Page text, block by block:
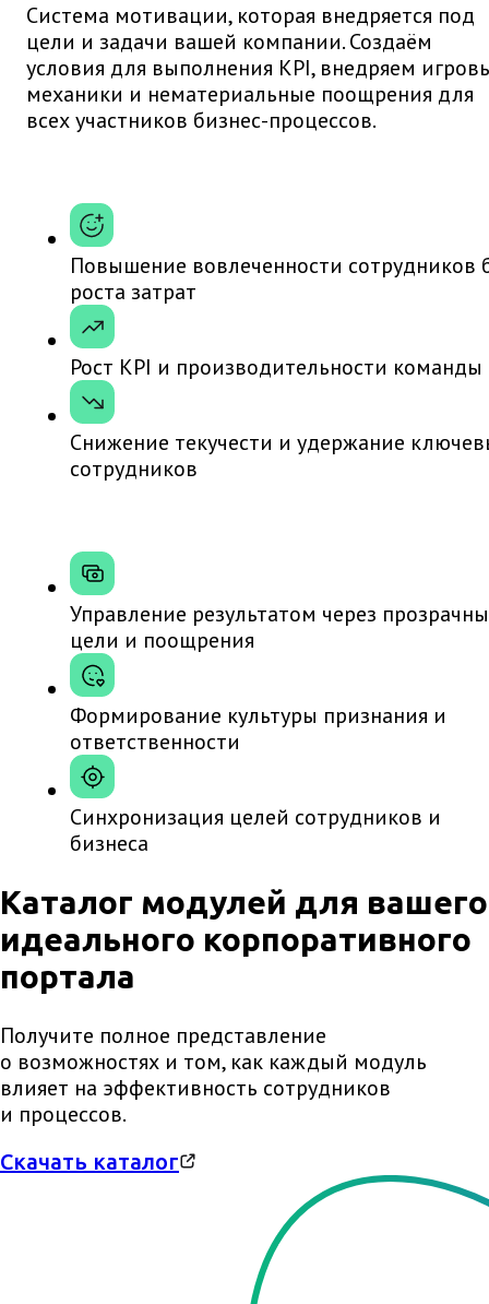
Система мотивации, которая внедряется под
цели и задачи вашей компании. Создаём
условия для выполнения KPI, внедряем
механики и нематериальные поощрения для
всех участников бизнес-процессов.
Повышение вовлеченности сотрудников
роста затрат
Рост KPI и производительности команды
Снижение текучести и удержание
сотрудников
Управление результатом через
цели и поощрения
Формирование культуры признания и
ответственности
Синхронизация целей сотрудников и
бизнеса
Каталог модулей для вашего
идеального корпоративного
портала
Получите полное представление
о возможностях и том, как каждый модуль
влияет на эффективность сотрудников
и процессов.
Скачать каталог